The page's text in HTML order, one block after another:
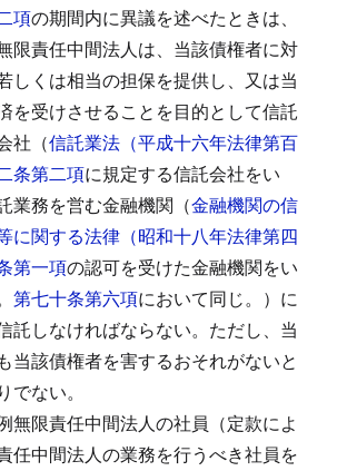
項の期間内に異議を述べたときは、
限責任中間法人は、当該債権者に対
しくは相当の担保を提供し、又は当
を受けさせることを目的として信託
社（信託業法（平成十六年法律第百
条第二項に規定する信託会社をい
業務を営む金融機関（金融機関の信
に関する法律（昭和十八年法律第四
第一項の認可を受けた金融機関をい
第七十条第六項において同じ。）に
託しなければならない。 ただし、当
当該債権者を害するおそれがないと
でない。
無限責任中間法人の社員（定款によ
任中間法人の業務を行うべき社員を